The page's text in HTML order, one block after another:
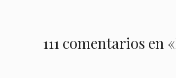
111 comentarios en